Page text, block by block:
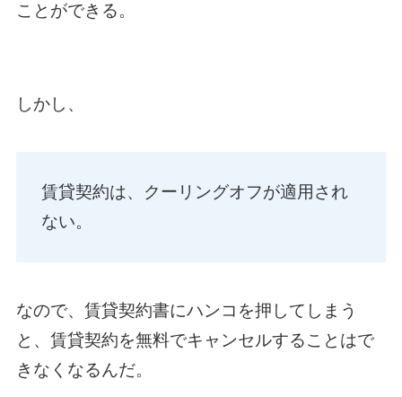
ことができる。
しかし、
賃貸契約は、クーリングオフが適用され
ない。
なので、賃貸契約書にハンコを押してしまう
と、賃貸契約を無料でキャンセルすることはで
きなくなるんだ。